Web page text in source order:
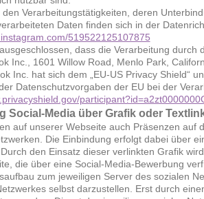
den Verarbeitungstätigkeiten, deren
Daten finden sich in der
519522125107875
dass die Verarbeitung durch
Inc., 1601 Willow Road, Menlo Park,
Inc. hat sich dem „EU-US Privacy Shield“
Datenschutzvorgaben der EU bei der
Social-Media über Grafik oder
auf unserer Webseite auch Präsenzen auf
Die Einbindung erfolgt dabei über
den Einsatz dieser verlinkten Grafik
die über eine Social-Media-Bewerbung
zum jeweiligen Server des sozialen
selbst darzustellen. Erst durch